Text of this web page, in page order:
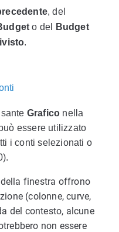
, del
o del
Budget
.
Grafico nella
essere utilizzato
i conti selezionati o
finestra offrono
(colonne, curve,
del contesto, alcune
non essere